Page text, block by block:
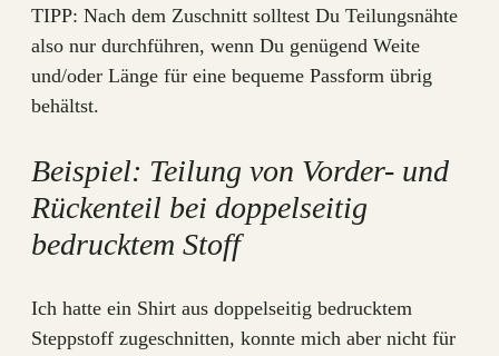
TIPP: Nach dem Zuschnitt solltest Du Teilungsnähte
also nur durchführen, wenn Du genügend Weite
und/oder Länge für eine bequeme Passform übrig
behältst.
Beispiel: Teilung von Vorder- und
Rückenteil bei doppelseitig
bedrucktem Stoff
Ich hatte ein Shirt aus doppelseitig bedrucktem
Steppstoff zugeschnitten, konnte mich aber nicht für